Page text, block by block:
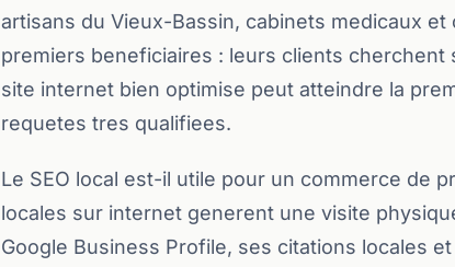
artisans du Vieux-Bassin, cabinets medicaux
premiers beneficiaires : leurs clients cherchent
site internet bien optimise peut atteindre la
requetes tres qualifiees.
Le SEO local est-il utile pour un commerce de
locales sur internet generent une visite
Google Business Profile, ses citations locales